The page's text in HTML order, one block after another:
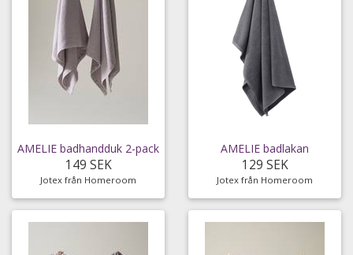
AMELIE badhandduk 2-pack
149 SEK
Jotex från Homeroom
AMELIE badlakan
129 SEK
Jotex från Homeroom